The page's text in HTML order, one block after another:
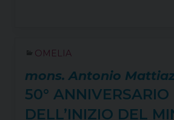
OMELIA
mons. Antonio
50° ANNIVERSARIO
DELL’INIZIO DEL